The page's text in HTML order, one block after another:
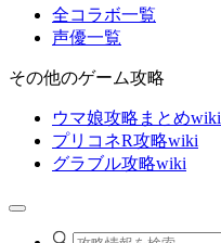
全コラボ一覧
声優一覧
その他のゲーム攻略
ウマ娘攻略まとめwiki
プリコネR攻略wiki
グラブル攻略wiki